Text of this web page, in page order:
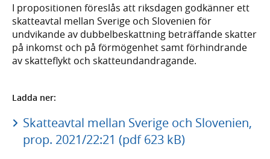
I propositionen föreslås att riksdagen godkänner ett
skatteavtal mellan Sverige och Slovenien för
undvikande av dubbelbeskattning beträffande skatter
på inkomst och på förmögenhet samt förhindrande
av skatteflykt och skatteundandragande.
Ladda ner:
Skatteavtal mellan Sverige och Slovenien,
prop. 2021/22:21 (pdf 623 kB)